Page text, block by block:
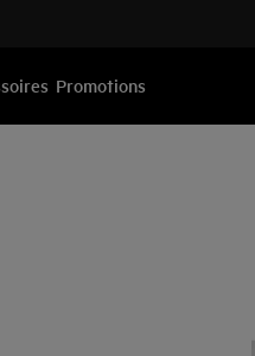
Promotions